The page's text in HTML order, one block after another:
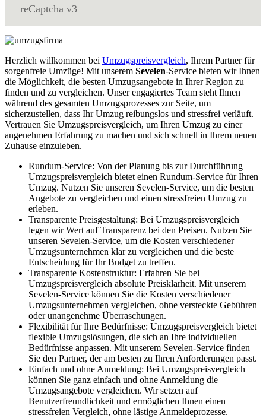
reCaptcha v3
Herzlich willkommen bei Umzugspreisvergleich, Ihrem Partner für
sorgenfreie Umzüge! Mit unserem Sevelen-Service bieten wir Ihnen
die Möglichkeit, die besten Umzugsangebote in Ihrer Region zu
finden und zu vergleichen. Unser engagiertes Team steht Ihnen
während des gesamten Umzugsprozesses zur Seite, um
sicherzustellen, dass Ihr Umzug reibungslos und stressfrei verläuft.
Vertrauen Sie Umzugspreisvergleich, um Ihren Umzug zu einer
angenehmen Erfahrung zu machen und sich schnell in Ihrem neuen
Zuhause einzuleben.
Rundum-Service: Von der Planung bis zur Durchführung –
Umzugspreisvergleich bietet einen Rundum-Service für Ihren
Umzug. Nutzen Sie unseren Sevelen-Service, um die besten
Angebote zu vergleichen und einen stressfreien Umzug zu
erleben.
Transparente Preisgestaltung: Bei Umzugspreisvergleich
legen wir Wert auf Transparenz bei den Preisen. Nutzen Sie
unseren Sevelen-Service, um die Kosten verschiedener
Umzugsunternehmen klar zu vergleichen und die beste
Entscheidung für Ihr Budget zu treffen.
Transparente Kostenstruktur: Erfahren Sie bei
Umzugspreisvergleich absolute Preisklarheit. Mit unserem
Sevelen-Service können Sie die Kosten verschiedener
Umzugsunternehmen vergleichen, ohne versteckte Gebühren
oder unangenehme Überraschungen.
Flexibilität für Ihre Bedürfnisse: Umzugspreisvergleich bietet
flexible Umzugslösungen, die sich an Ihre individuellen
Bedürfnisse anpassen. Mit unserem Sevelen-Service finden
Sie den Partner, der am besten zu Ihren Anforderungen passt.
Einfach und ohne Anmeldung: Bei Umzugspreisvergleich
können Sie ganz einfach und ohne Anmeldung die
Umzugsangebote vergleichen. Wir setzen auf
Benutzerfreundlichkeit und ermöglichen Ihnen einen
stressfreien Vergleich, ohne lästige Anmeldeprozesse.